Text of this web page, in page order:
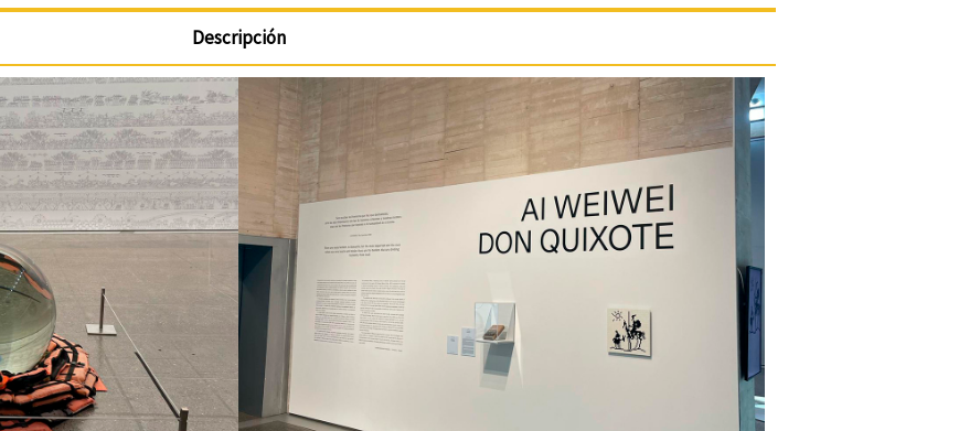
Descripción